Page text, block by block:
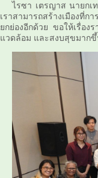
ไรซา เตรญาส นายกเ
เราสามารถสร้างเมืองที่
ยกย่องอีกด้วย ขอให้เรื่อง
แวดล้อม และสงบสุขมาก